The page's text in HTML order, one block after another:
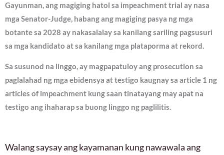
Gayunman, ang magiging hatol sa impeachment trial ay nasa
mga Senator-Judge, habang ang magiging pasya ng mga
botante sa 2028 ay nakasalalay sa kanilang sariling pagsusuri
sa mga kandidato at sa kanilang mga plataporma at rekord.
Sa susunod na linggo, ay magpapatuloy ang prosecution sa
paglalahad ng mga ebidensya at testigo kaugnay sa article 1 ng
articles of impeachment kung saan tinatayang may apat na
testigo ang ihaharap sa buong linggo ng paglilitis.
Walang saysay ang kayamanan kung nawawala ang